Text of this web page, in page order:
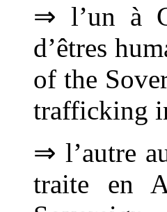
⇒ l’un à
d’êtres
of the
trafficking
⇒ l’autre
traite en